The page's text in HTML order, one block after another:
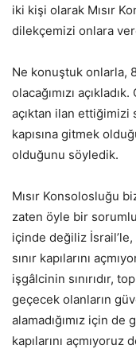
iki kişi olarak Mısır
dilekçemizi onlara
Ne konuştuk onlarla, 8
olacağımızı
açıktan ilan ettiğimizi
kapısına gitmek
olduğunu söyledik.
Mısır Konsolosluğu
zaten öyle bir
içinde değiliz
sınır kapılarını
işgâlcinin sınırıdır,
geçecek olanların
alamadığımız için de
kapılarını açmıyoruz